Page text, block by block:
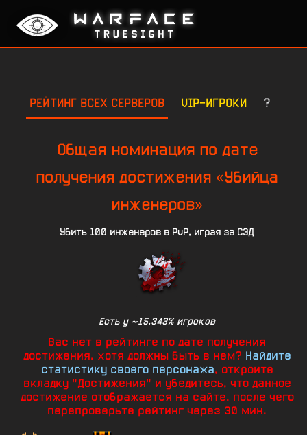
РЕЙТИНГ ВСЕХ СЕРВЕРОВ VIP-ИГРОКИ ?
Общая номинация по дате
получения достижения «Убийца
инженеров»
Убить 100 инженеров в PvP, играя за СЭД
Есть у ~15.343% игроков
Вас нет в рейтинге по дате получения
достижения, хотя должны быть в нем? Найдите
статистику своего персонажа, откройте
вкладку "Достижения" и убедитесь, что данное
достижение отображается на сайте, после чего
перепроверьте рейтинг через 30 мин.